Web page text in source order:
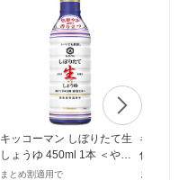
キッコーマン しぼりたて生
しょうゆ 450ml 1本 ＜やわ
らか密封ボトル＞ 醤油 しょ
まとめ割適用で
キッコー
仕込み
【国産米
まとめ割適